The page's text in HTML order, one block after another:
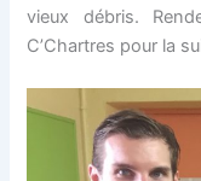
vieux débris.
C’Chartres pour la